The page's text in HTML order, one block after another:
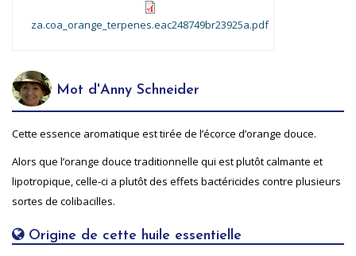
za.coa_orange_terpenes.eac248749br23925a.pdf
Mot d'Anny Schneider
Cette essence aromatique est tirée de l’écorce d’orange douce.
Alors que l’orange douce traditionnelle qui est plutôt calmante et
lipotropique, celle-ci a plutôt des effets bactéricides contre plusieurs
sortes de colibacilles.
Origine de cette huile essentielle